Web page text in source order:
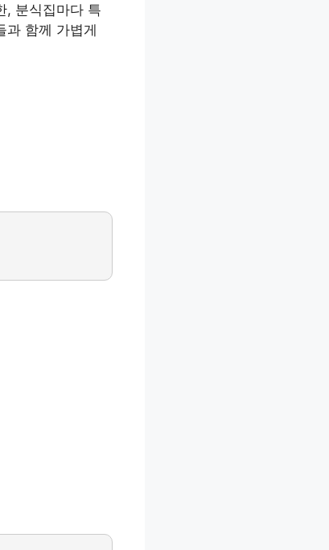
, 분식집마다 특
과 함께 가볍게